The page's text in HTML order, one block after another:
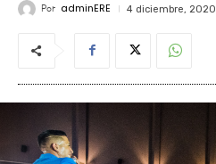
Por adminERE 4 diciembre, 2020